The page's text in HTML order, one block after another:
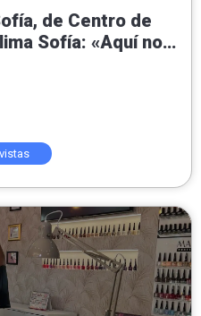
de Centro de
Sofía: «Aquí no
medicina